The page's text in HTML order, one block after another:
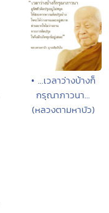
• ...เวลาว่างบ้างก็
กรุณาภาวนา...
(หลวงตามหาบัว)